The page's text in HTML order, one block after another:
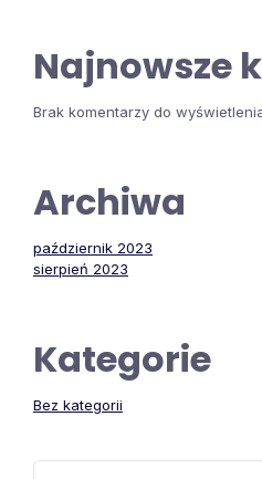
Najnowsze
Brak komentarzy do
Archiwa
październik 2023
sierpień 2023
Kategorie
Bez kategorii
Szukaj: